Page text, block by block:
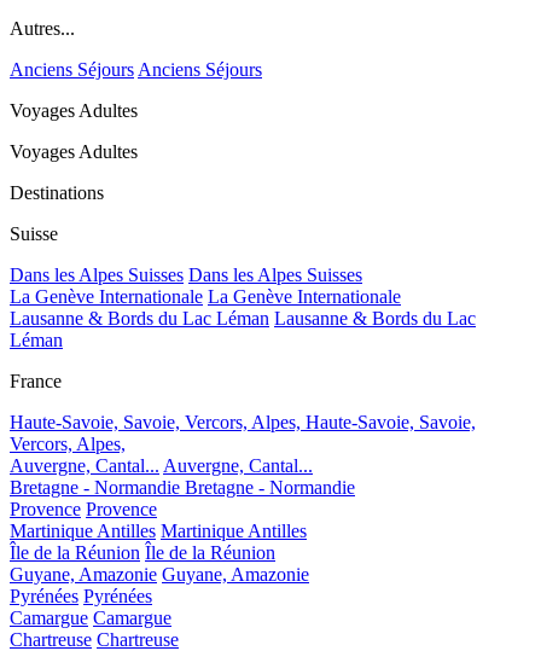
Autres...
Anciens SéjoursAnciens Séjours
Voyages Adultes
Voyages Adultes
Destinations
Suisse
Dans les Alpes Suisses Dans les Alpes Suisses
La Genève Internationale La Genève Internationale
Lausanne & Bords du Lac Léman Lausanne & Bords du Lac
Léman
France
Haute-Savoie, Savoie, Vercors, Alpes, Haute-Savoie, Savoie,
Vercors, Alpes,
Auvergne, Cantal... Auvergne, Cantal...
Bretagne - Normandie Bretagne - Normandie
Provence Provence
Martinique Antilles Martinique Antilles
Île de la Réunion Île de la Réunion
Guyane, Amazonie Guyane, Amazonie
Pyrénées Pyrénées
Camargue Camargue
Chartreuse Chartreuse